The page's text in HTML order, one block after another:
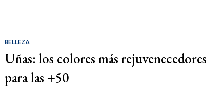
BELLEZA
Uñas: los colores más rejuvenecedores
para las +50